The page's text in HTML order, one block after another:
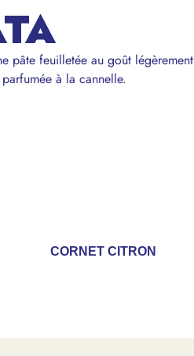
pâte feuilletée au goût légèrement
à la cannelle.
CORNET CITRON